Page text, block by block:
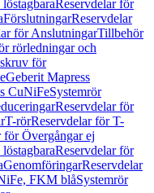
Reservdelar för
FörslutningarReservdelar
för AnslutningarTillbehör
rörledningar och
för
Geberit Mapress
CuNiFeSystemrör
Reservdelar för
T-rörReservdelar för T-
för Övergångar ej
Reservdelar för
GenomföringarReservdelar
FKM blåSystemrör